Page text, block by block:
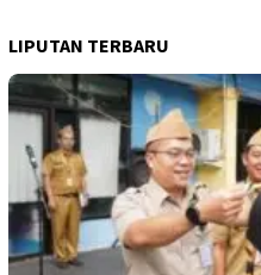
LIPUTAN TERBARU